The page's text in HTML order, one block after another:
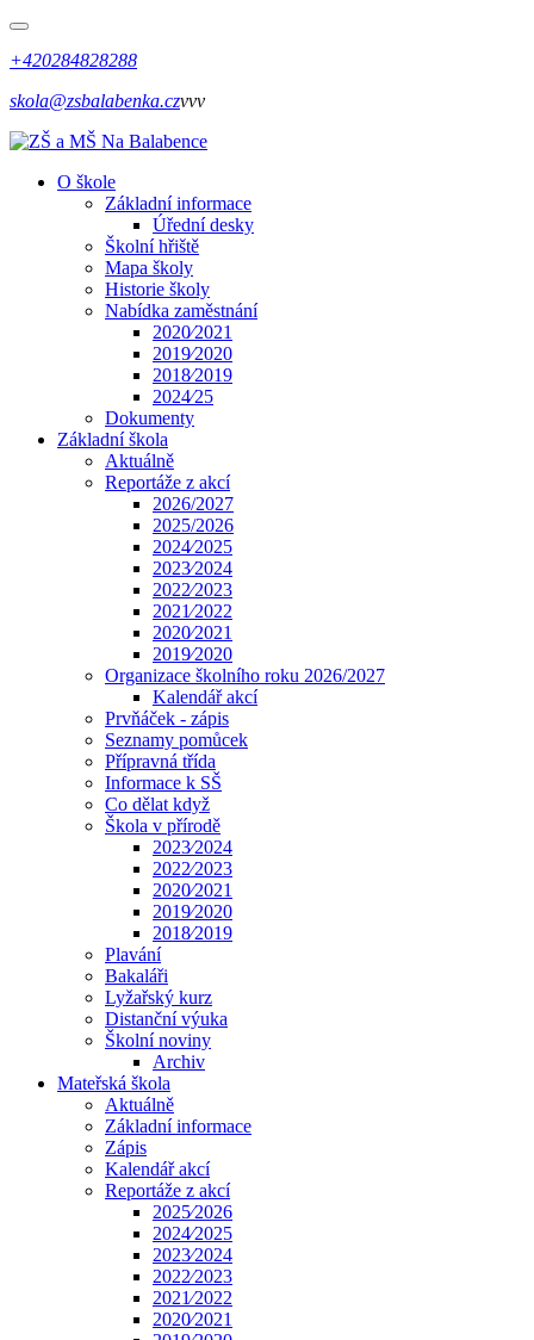
+420284828288
skola@zsbalabenka.czvvv
O škole
Základní informace
Úřední desky
Školní hřiště
Mapa školy
Historie školy
Nabídka zaměstnání
2020⁄2021
2019⁄2020
2018⁄2019
2024⁄25
Dokumenty
Základní škola
Aktuálně
Reportáže z akcí
2026/2027
2025/2026
2024⁄2025
2023⁄2024
2022⁄2023
2021⁄2022
2020⁄2021
2019⁄2020
Organizace školního roku 2026/2027
Kalendář akcí
Prvňáček - zápis
Seznamy pomůcek
Přípravná třída
Informace k SŠ
Co dělat když
Škola v přírodě
2023⁄2024
2022⁄2023
2020⁄2021
2019⁄2020
2018⁄2019
Plavání
Bakaláři
Lyžařský kurz
Distanční výuka
Školní noviny
Archiv
Mateřská škola
Aktuálně
Základní informace
Zápis
Kalendář akcí
Reportáže z akcí
2025⁄2026
2024⁄2025
2023⁄2024
2022⁄2023
2021⁄2022
2020⁄2021